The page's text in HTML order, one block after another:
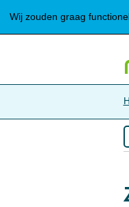
Wij zouden graag